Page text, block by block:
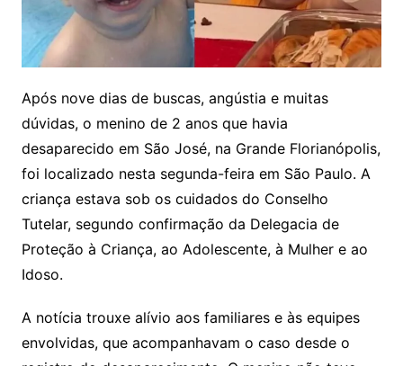
Após nove dias de buscas, angústia e muitas
dúvidas, o menino de 2 anos que havia
desaparecido em São José, na Grande Florianópolis,
foi localizado nesta segunda-feira em São Paulo. A
criança estava sob os cuidados do Conselho
Tutelar, segundo confirmação da Delegacia de
Proteção à Criança, ao Adolescente, à Mulher e ao
Idoso.
A notícia trouxe alívio aos familiares e às equipes
envolvidas, que acompanhavam o caso desde o